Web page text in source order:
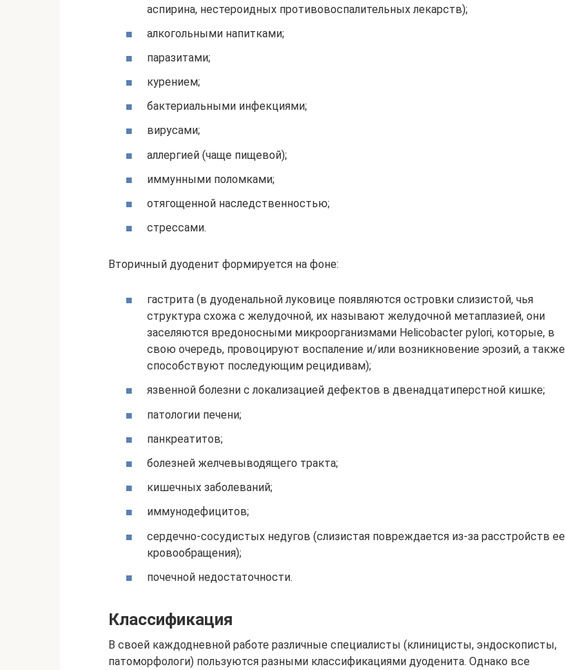
аспирина, нестероидных противовоспалительных лекарств);
алкогольными напитками;
паразитами;
курением;
бактериальными инфекциями;
вирусами;
аллергией (чаще пищевой);
иммунными поломками;
отягощенной наследственностью;
стрессами.
Вторичный дуоденит формируется на фоне:
гастрита (в дуоденальной луковице появляются островки слизистой, чья
структура схожа с желудочной, их называют желудочной метаплазией, они
заселяются вредоносными микроорганизмами Helicobacter pylori, которые, в
свою очередь, провоцируют воспаление и/или возникновение эрозий, а также
способствуют последующим рецидивам);
язвенной болезни с локализацией дефектов в двенадцатиперстной кишке;
патологии печени;
панкреатитов;
болезней желчевыводящего тракта;
кишечных заболеваний;
иммунодефицитов;
сердечно-сосудистых недугов (слизистая повреждается из-за расстройств ее
кровообращения);
почечной недостаточности.
Классификация
В своей каждодневной работе различные специалисты (клиницисты, эндоскописты,
патоморфологи) пользуются разными классификациями дуоденита. Однако все